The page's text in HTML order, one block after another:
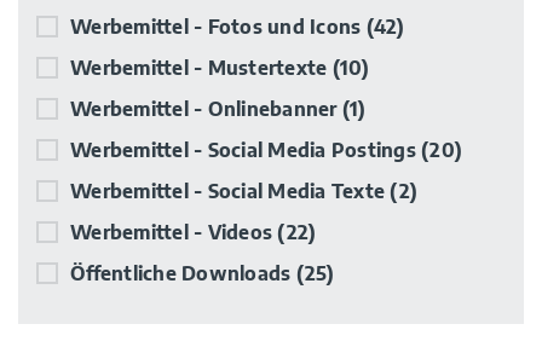
Werbemittel - Fotos und Icons (42)
Werbemittel - Mustertexte (10)
Werbemittel - Onlinebanner (1)
Werbemittel - Social Media Postings (20)
Werbemittel - Social Media Texte(2)
Werbemittel - Videos(22)
Öffentliche Downloads (25)